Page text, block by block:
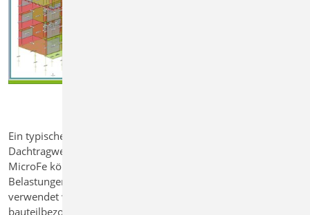
Ein typisches Anwendungsszenario ist die Separierung des
Dachtragwerkes. Nach der Analyse des 3D-Dachmodelles in
MicroFe können die resultierenden Kräfte direkt als
Belastungen für das darunterliegende Gebäudemodell
verwendet werden. Die Übergabe der Kräfte erfolgt
bauteilbezogen und nicht mehr als Einzelwerte, sondern als